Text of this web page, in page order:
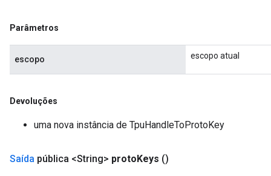
Parâmetros
escopo escopo atual
Devoluções
uma nova instância de TpuHandleToProtoKey
Saída pública <String> protoKeys ()